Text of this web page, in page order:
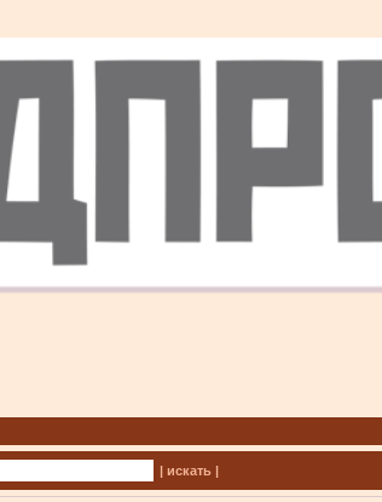
| искать |